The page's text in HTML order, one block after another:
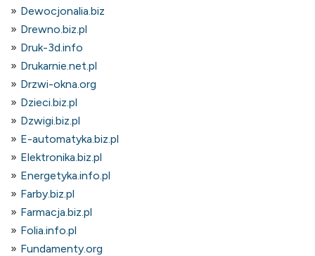
Dewocjonalia.biz
Drewno.biz.pl
Druk-3d.info
Drukarnie.net.pl
Drzwi-okna.org
Dzieci.biz.pl
Dzwigi.biz.pl
E-automatyka.biz.pl
Elektronika.biz.pl
Energetyka.info.pl
Farby.biz.pl
Farmacja.biz.pl
Folia.info.pl
Fundamenty.org